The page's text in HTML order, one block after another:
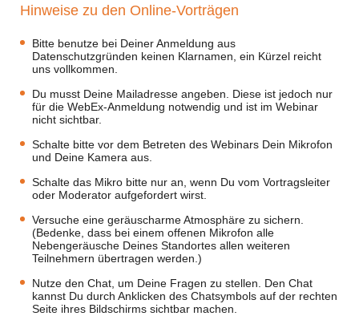
Hinweise zu den Online-Vorträgen
Bitte benutze bei Deiner Anmeldung aus
Datenschutzgründen keinen Klarnamen, ein Kürzel reicht
uns vollkommen.
Du musst Deine Mailadresse angeben. Diese ist jedoch nur
für die WebEx-Anmeldung notwendig und ist im Webinar
nicht sichtbar.
Schalte bitte vor dem Betreten des Webinars Dein Mikrofon
und Deine Kamera aus.
Schalte das Mikro bitte nur an, wenn Du vom Vortragsleiter
oder Moderator aufgefordert wirst.
Versuche eine geräuscharme Atmosphäre zu sichern.
(Bedenke, dass bei einem offenen Mikrofon alle
Nebengeräusche Deines Standortes allen weiteren
Teilnehmern übertragen werden.)
Nutze den Chat, um Deine Fragen zu stellen. Den Chat
kannst Du durch Anklicken des Chatsymbols auf der rechten
Seite ihres Bildschirms sichtbar machen.